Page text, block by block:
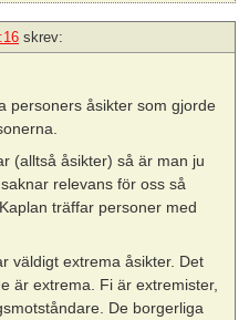
skrev:
personers åsikter som gjorde
(alltså åsikter) så är man ju
relevans för oss så
träffar personer med
väldigt extrema åsikter. Det
är extrema. Fi är extremister,
De borgerliga